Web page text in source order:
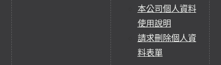
本公司個人資料
使用說明
請求刪除個人資
料表單